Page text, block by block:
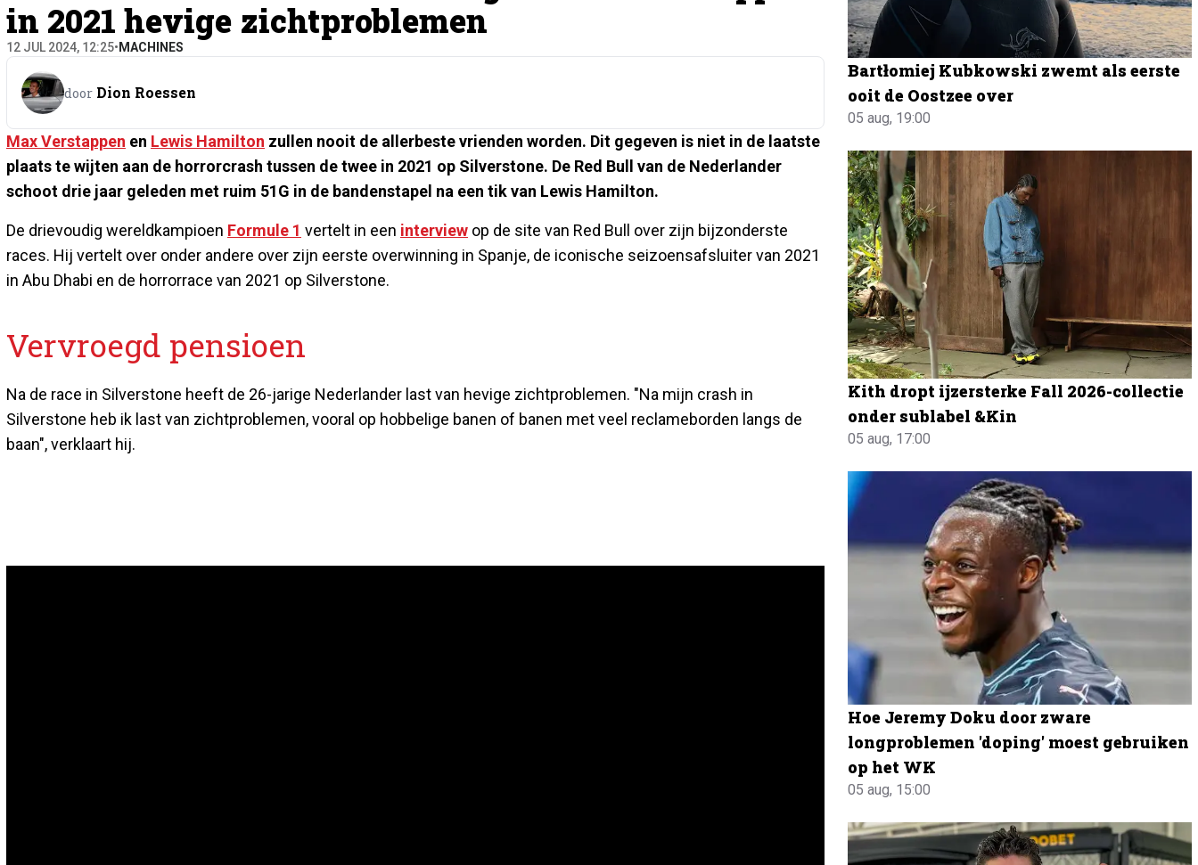
in 2021 hevige zichtproblemen
12 JUL 2024, 12:25• MACHINES
door Dion Roessen
Max Verstappen en Lewis Hamilton zullen nooit de allerbeste vrienden worden. Dit gegeven is niet in de laatste
plaats te wijten aan de horrorcrash tussen de twee in 2021 op Silverstone. De Red Bull van de Nederlander
schoot drie jaar geleden met ruim 51G in de bandenstapel na een tik van Lewis Hamilton.
De drievoudig wereldkampioen Formule 1 vertelt in een interview op de site van Red Bull over zijn bijzonderste
races. Hij vertelt over onder andere over zijn eerste overwinning in Spanje, de iconische seizoensafsluiter van 2021
in Abu Dhabi en de horrorrace van 2021 op Silverstone.
Vervroegd pensioen
Na de race in Silverstone heeft de 26-jarige Nederlander last van hevige zichtproblemen. "Na mijn crash in
Silverstone heb ik last van zichtproblemen, vooral op hobbelige banen of banen met veel reclameborden langs de
baan", verklaart hij.
Bartłomiej Kubkowski zwemt als eerste
ooit de Oostzee over
05 aug, 19:00
Kith dropt ijzersterke Fall 2026-collectie
onder sublabel &Kin
05 aug, 17:00
Hoe Jeremy Doku door zware
longproblemen 'doping' moest gebruiken
op het WK
05 aug, 15:00